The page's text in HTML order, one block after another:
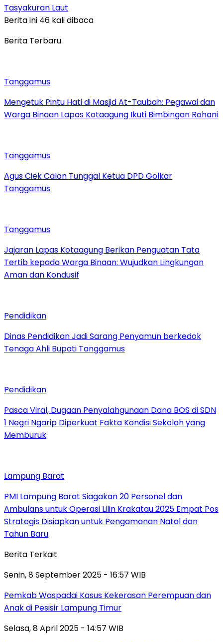
Tasyakuran Laut
Berita ini 46 kali dibaca
Berita Terbaru
Tanggamus
Mengetuk Pintu Hati di Masjid At-Taubah: Pegawai dan
Warga Binaan Lapas Kotaagung Ikuti Bimbingan Rohani
Tanggamus
Agus Ciek Calon Tunggal Ketua DPD Golkar
Tanggamus
Tanggamus
Jajaran Lapas Kotaagung Berikan Penguatan Tata
Tertib kepada Warga Binaan: Wujudkan Lingkungan
Aman dan Kondusif
Pendidikan
Dinas Pendidikan Jadi Sarang Penyamun berkedok
Tenaga Ahli Bupati Tanggamus
Pendidikan
Pasca Viral, Dugaan Penyalahgunaan Dana BOS di SDN
1 Negri Ngarip Diperkuat Fakta Kondisi Sekolah yang
Memburuk
Lampung Barat
PMI Lampung Barat Siagakan 20 Personel dan
Ambulans untuk Operasi Lilin Krakatau 2025 Empat Pos
Strategis Disiapkan untuk Pengamanan Natal dan
Tahun Baru
Berita Terkait
Senin, 8 September 2025 - 16:57 WIB
Pemkab Waspadai Kasus Kekerasan Perempuan dan
Anak di Pesisir Lampung Timur
Selasa, 8 April 2025 - 14:57 WIB